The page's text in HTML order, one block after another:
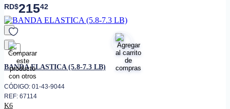
RD$21542
favorito
BANDA ELASTICA (5.8-7.3 LB)
CÓDIGO: 01-43-9044
REF: 67114
K6